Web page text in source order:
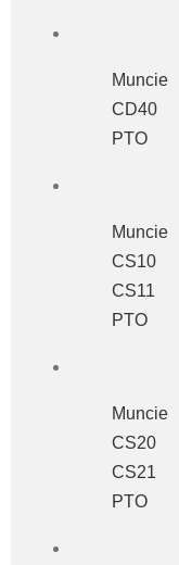
Muncie
CD40
PTO
Muncie
CS10
CS11
PTO
Muncie
CS20
CS21
PTO